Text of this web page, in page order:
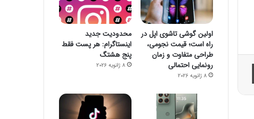
اولین گوشی تاشوی اپل در
راه است؛ قیمت نجومی،
طراحی متفاوت و زمان
رونمایی احتمالی
8 ژانویه 2026
محدودیت جدید
اینستاگرام: هر پست فقط
پنج هشتگ
8 ژانویه 2026